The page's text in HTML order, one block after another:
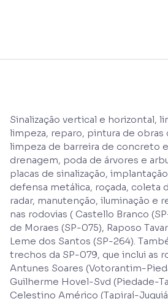
Sinalização vertical e horizontal,
limpeza, reparo, pintura de obras
limpeza de barreira de concreto
drenagem, poda de árvores e
placas de sinalização,
defensa metálica, roçada, coleta
radar, manutenção, iluminação e
nas rodovias ( Castello Branco
de Moraes (SP-075), Raposo
Leme dos Santos (SP-264).
trechos da SP-079, que inclui as
Antunes Soares (Votorantim-
Guilherme Hovel-Svd (Piedade-
Celestino Américo (Tapiraí-